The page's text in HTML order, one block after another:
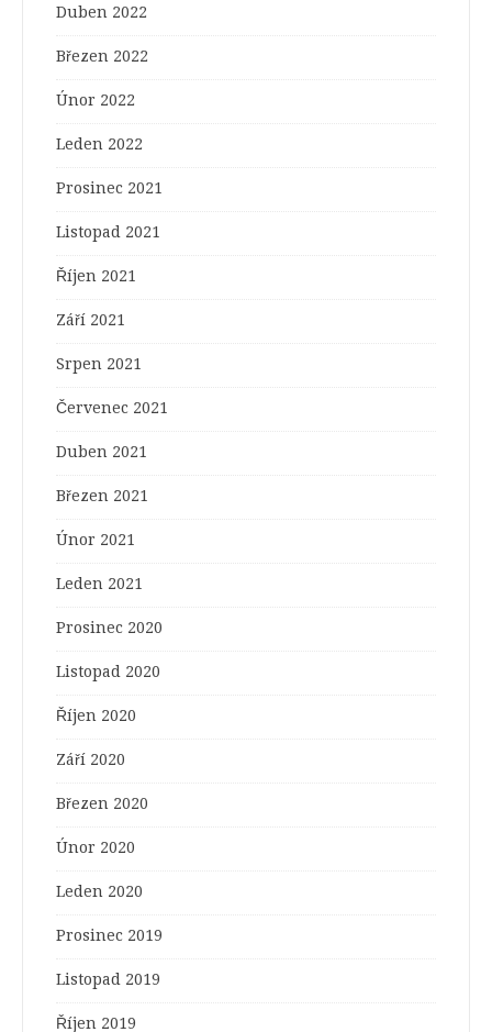
Duben 2022
Březen 2022
Únor 2022
Leden 2022
Prosinec 2021
Listopad 2021
Říjen 2021
Září 2021
Srpen 2021
Červenec 2021
Duben 2021
Březen 2021
Únor 2021
Leden 2021
Prosinec 2020
Listopad 2020
Říjen 2020
Září 2020
Březen 2020
Únor 2020
Leden 2020
Prosinec 2019
Listopad 2019
Říjen 2019